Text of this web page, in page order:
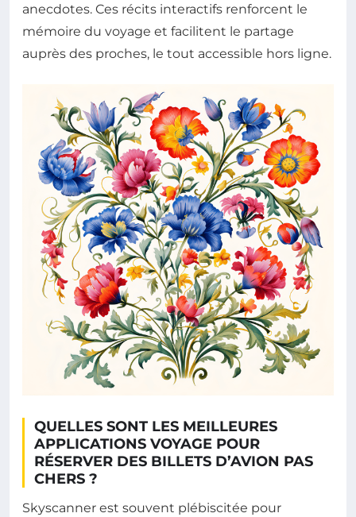
anecdotes. Ces récits interactifs renforcent le
mémoire du voyage et facilitent le partage
auprès des proches, le tout accessible hors ligne.
QUELLES SONT LES MEILLEURES
APPLICATIONS VOYAGE POUR
RÉSERVER DES BILLETS D’AVION PAS
CHERS ?
Skyscanner est souvent plébiscitée pour